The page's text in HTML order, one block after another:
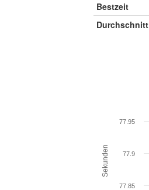
Bestzeit
Durchschnitt
Sekunden
77.85
77.9
77.95